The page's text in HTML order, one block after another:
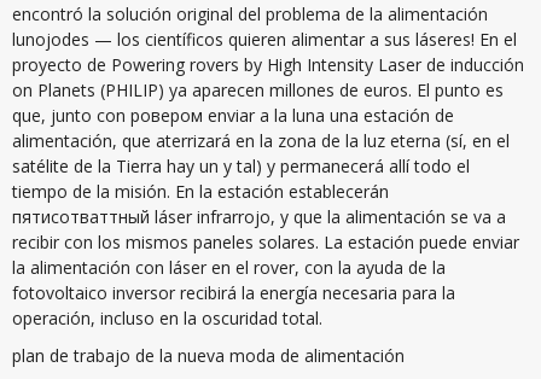
encontró la solución original del problema de la alimentación
lunojodes — los científicos quieren alimentar a sus láseres! En el
proyecto de Powering rovers by High Intensity Laser de inducción
on Planets (PHILIP) ya aparecen millones de euros. El punto es
que, junto con ровером enviar a la luna una estación de
alimentación, que aterrizará en la zona de la luz eterna (sí, en el
satélite de la Tierra hay un y tal) y permanecerá allí todo el
tiempo de la misión. En la estación establecerán
пятисотваттный láser infrarrojo, y que la alimentación se va a
recibir con los mismos paneles solares. La estación puede enviar
la alimentación con láser en el rover, con la ayuda de la
fotovoltaico inversor recibirá la energía necesaria para la
operación, incluso en la oscuridad total.
plan de trabajo de la nueva moda de alimentación